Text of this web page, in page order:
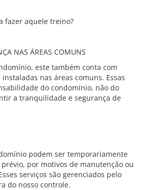
fazer aquele treino?
NAS ÁREAS COMUNS
este também conta com
nas áreas comuns. Essas
do condomínio, não do
a tranquilidade e segurança de
podem ser temporariamente
por motivos de manutenção ou
serviços são gerenciados pelo
do nosso controle.